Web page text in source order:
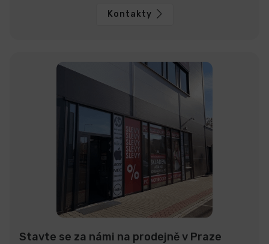
Kontakty
Stavte se za námi na prodejně v Praze